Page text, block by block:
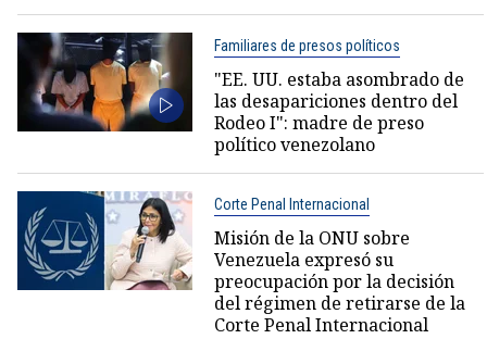
Familiares de presos políticos
"EE. UU. estaba asombrado de
las desapariciones dentro del
Rodeo I": madre de preso
político venezolano
Corte Penal Internacional
Misión de la ONU sobre
Venezuela expresó su
preocupación por la decisión
del régimen de retirarse de la
Corte Penal Internacional